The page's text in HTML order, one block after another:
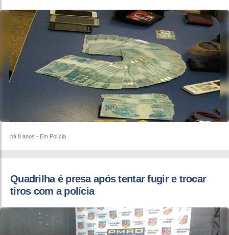
há 8 anos - Em Polícia
Quadrilha é presa após tentar fugir e trocar
tiros com a polícia